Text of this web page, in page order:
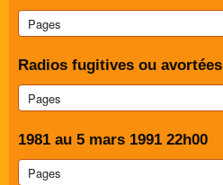
Radios fugitives ou avortées
1981 au 5 mars 1991 22h00